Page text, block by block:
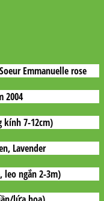
Emmanuelle rose
2004
kính 7-12cm)
Lavender
leo ngắn 2-3m)